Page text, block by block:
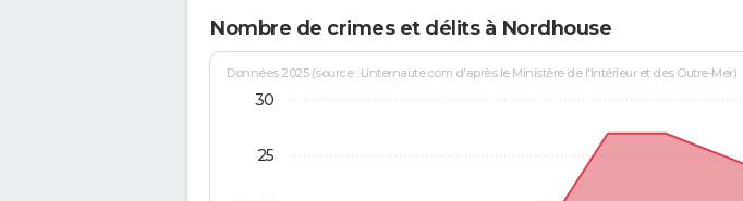
Nombre de crimes et délits à Nordhouse
Données 2025 (source : Linternaute.com d'après le Ministère de l'Intérieur et des Outre-Mer)
25
30